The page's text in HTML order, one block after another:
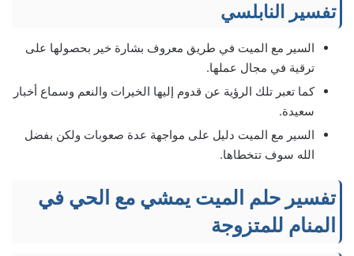
تفسير النابلسي
السير مع الميت في طريق معروف بشارة خير بحصولها على
ترقية في مجال عملها.
كما تعبر تلك الرؤية عن قدوم إليها الخيرات والنعم وسماع أخبار
سعيدة.
السير مع الميت دليل على مواجهة عدة صعوبات ولكن بفضل
الله سوف تتخطاها.
تفسير حلم الميت يمشي مع الحي في
المنام للمتزوجة